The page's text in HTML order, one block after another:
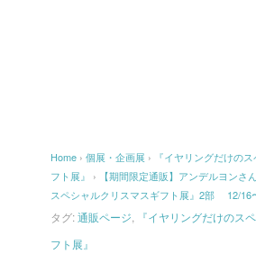
Home › 個展・企画展 ›
『イヤリングだけの
フト展』
›
【期間限定通販】アンデルヨンさ
スペシャルクリスマスギフト展』2部 12/16
タグ:通販ページ
『イヤリングだけのス
フト展』